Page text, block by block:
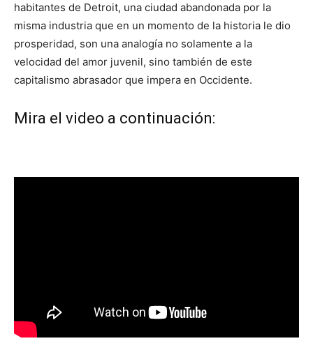
habitantes de Detroit, una ciudad abandonada por la
misma industria que en un momento de la historia le dio
prosperidad, son una analogía no solamente a la
velocidad del amor juvenil, sino también de este
capitalismo abrasador que impera en Occidente.
Mira el video a continuación: